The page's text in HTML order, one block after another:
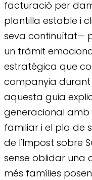
facturació per
plantilla estable i
seva continuïtat—
un tràmit
estratègica que
companyia
aquesta guia
generacional
familiar i el pla de
de l'Impost sobre
sense oblidar una
més famílies